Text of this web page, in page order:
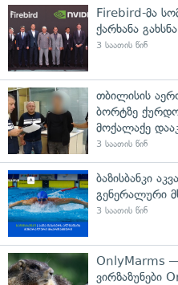
Firebird-მა
ქარხანა გახსნა
3 საათის წინ
თბილისის
ბორტზე
მოქალაქე
3 საათის წინ
ბაზისბანკი
გენერალური
3 საათის წინ
OnlyMarms
ვირზაზუნები